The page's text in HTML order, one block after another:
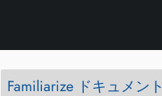
Familiarize ドキュメント